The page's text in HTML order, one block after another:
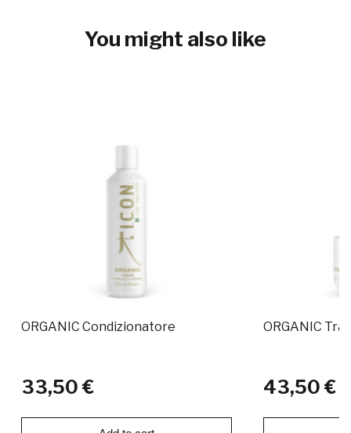
You might also like
ORGANIC Condizionatore
33,50 €
ORGANIC
43,50 €